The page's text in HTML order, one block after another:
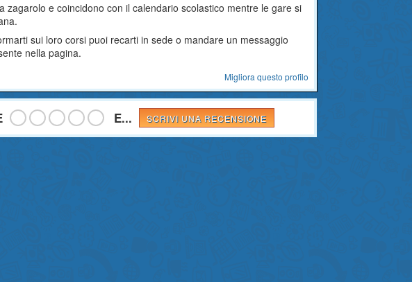
zagarolo e coincidono con il calendario scolastico mentre le gare si
sui loro corsi puoi recarti in sede o mandare un messaggio
nella pagina.
Migliora questo profilo
E... SCRIVI UNA RECENSIONE